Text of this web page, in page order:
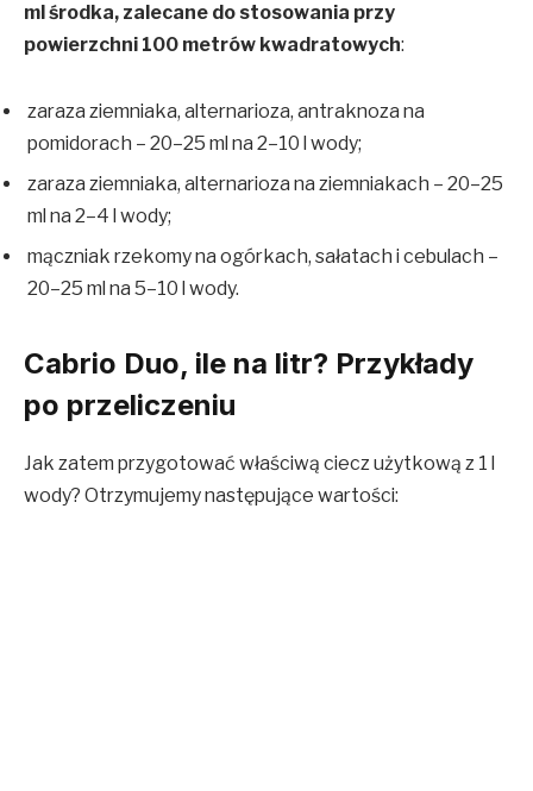
ml środka, zalecane do stosowania przy
powierzchni 100 metrów kwadratowych:
zaraza ziemniaka, alternarioza, antraknoza na
pomidorach – 20–25 ml na 2–10 l wody;
zaraza ziemniaka, alternarioza na ziemniakach – 20–25
ml na 2–4 l wody;
mączniak rzekomy na ogórkach, sałatach i cebulach –
20–25 ml na 5–10 l wody.
Cabrio Duo, ile na litr? Przykłady
po przeliczeniu
Jak zatem przygotować właściwą ciecz użytkową z 1 l
wody? Otrzymujemy następujące wartości: